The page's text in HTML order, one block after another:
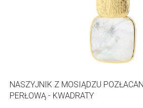
NASZYJNIK Z MOSIĄDZU
PERŁOWĄ - KWADRATY